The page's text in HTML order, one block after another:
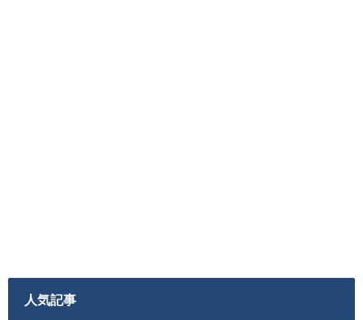
人気記事